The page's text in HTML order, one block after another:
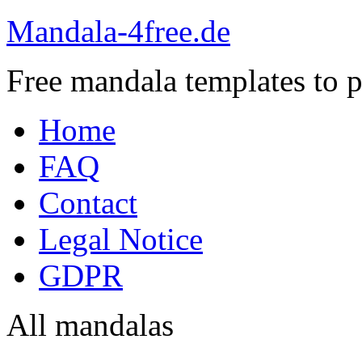
Mandala-4free.de
Free mandala templates
Home
FAQ
Contact
Legal Notice
GDPR
All mandalas